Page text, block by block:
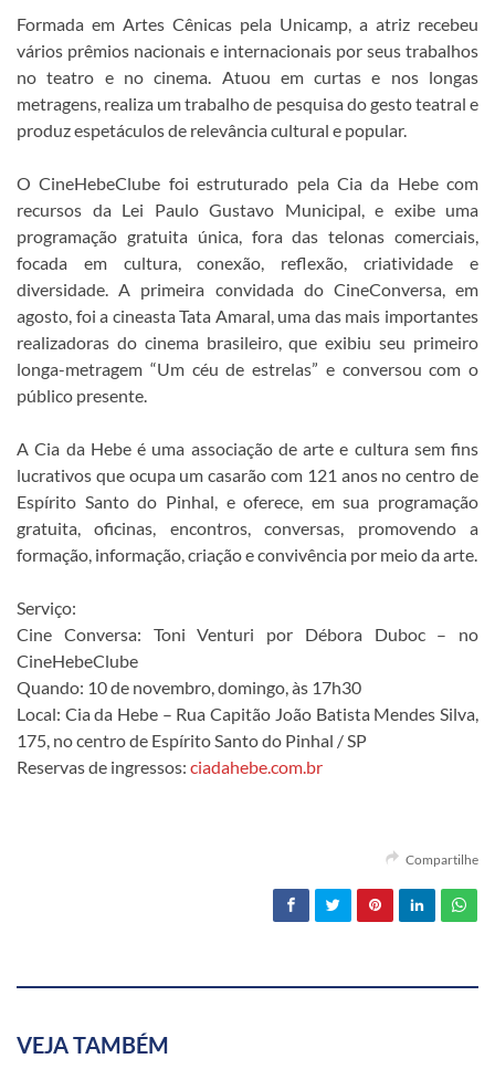
Formada em Artes Cênicas pela Unicamp, a atriz recebeu
vários prêmios nacionais e internacionais por seus trabalhos
no teatro e no cinema. Atuou em curtas e nos longas
metragens, realiza um trabalho de pesquisa do gesto teatral e
produz espetáculos de relevância cultural e popular.
O CineHebeClube foi estruturado pela Cia da Hebe com
recursos da Lei Paulo Gustavo Municipal, e exibe uma
programação gratuita única, fora das telonas comerciais,
focada em cultura, conexão, reflexão, criatividade e
diversidade. A primeira convidada do CineConversa, em
agosto, foi a cineasta Tata Amaral, uma das mais importantes
realizadoras do cinema brasileiro, que exibiu seu primeiro
longa-metragem “Um céu de estrelas” e conversou com o
público presente.
A Cia da Hebe é uma associação de arte e cultura sem fins
lucrativos que ocupa um casarão com 121 anos no centro de
Espírito Santo do Pinhal, e oferece, em sua programação
gratuita, oficinas, encontros, conversas, promovendo a
formação, informação, criação e convivência por meio da arte.
Serviço:
Cine Conversa: Toni Venturi por Débora Duboc – no
CineHebeClube
Quando: 10 de novembro, domingo, às 17h30
Local: Cia da Hebe – Rua Capitão João Batista Mendes Silva,
175, no centro de Espírito Santo do Pinhal / SP
Reservas de ingressos: ciadahebe.com.br
Compartilhe
VEJA TAMBÉM